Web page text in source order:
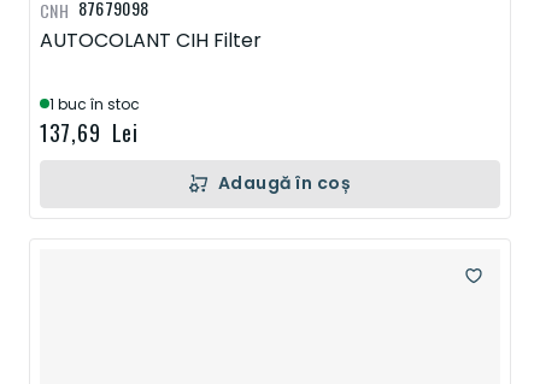
87679098
AUTOCOLANT CIH Filter
1 buc în stoc
137,69 Lei
CNH
Adaugă în coș